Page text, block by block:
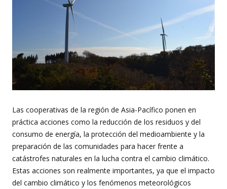
Las cooperativas de la región de Asia-Pacífico ponen en
práctica acciones como la reducción de los residuos y del
consumo de energía, la protección del medioambiente y la
preparación de las comunidades para hacer frente a
catástrofes naturales en la lucha contra el cambio climático.
Estas acciones son realmente importantes, ya que el impacto
del cambio climático y los fenómenos meteorológicos